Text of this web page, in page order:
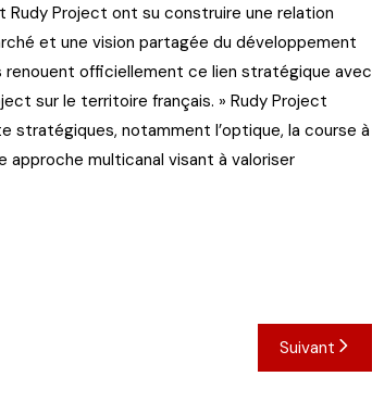
Rudy Project ont su construire une relation
et une vision partagée du développement
renouent officiellement ce lien stratégique avec
sur le territoire français. » Rudy Project
stratégiques, notamment l’optique, la course à
multicanal visant à valoriser
Suivant